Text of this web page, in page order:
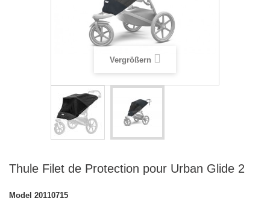
Vergrößern
Thule Filet de Protection pour Urban Glide 2
Model 20110715